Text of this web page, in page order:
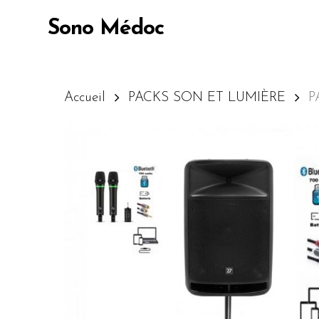
Sono Médoc
Accueil PACKS SON ET LUMIÈRE